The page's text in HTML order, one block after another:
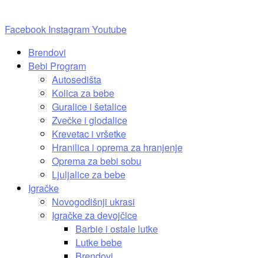
Facebook InstagramYoutube
Brendovi
Bebi Program
Autosedišta
Kolica za bebe
Guralice i šetalice
Zvečke i glodalice
Krevetac i vršetke
Hranilica i oprema za hranjenje
Oprema za bebi sobu
Ljuljalice za bebe
Igračke
Novogodišnji ukrasi
Igračke za devojčice
Barbie i ostale lutke
Lutke bebe